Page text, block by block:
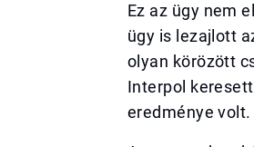
Ez az ügy nem
ügy is lezajlott
olyan körözött
Interpol
eredménye volt.